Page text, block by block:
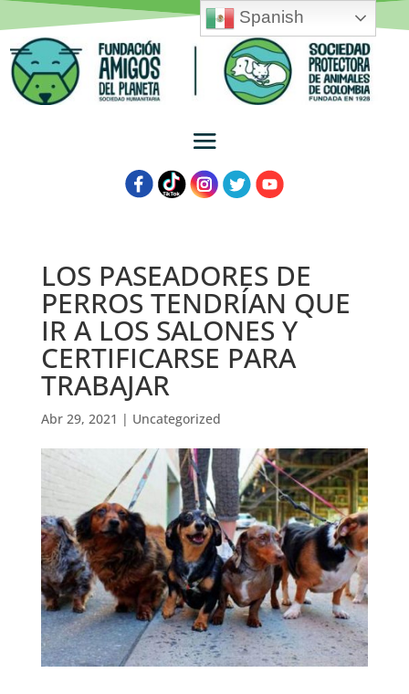
LOS PASEADORES DE
PERROS TENDRÍAN QUE
IR A LOS SALONES Y
CERTIFICARSE PARA
TRABAJAR
Abr 29, 2021 | Uncategorized
Spanish